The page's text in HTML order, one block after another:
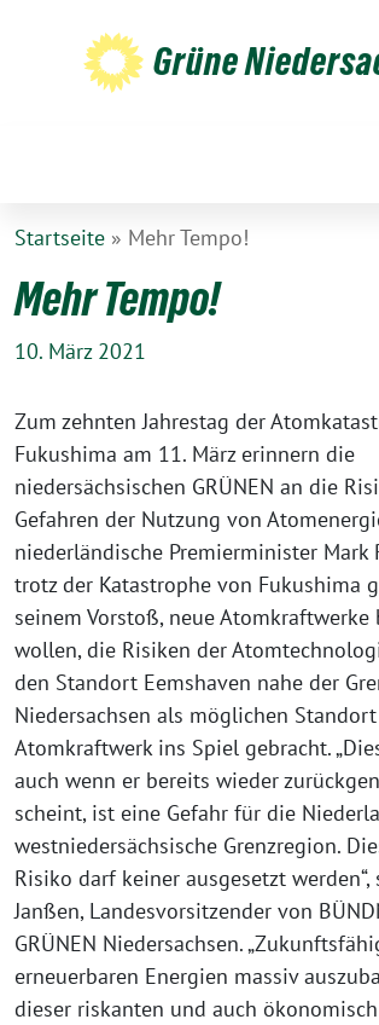
Grüne
Startseite » Mehr Tempo!
Mehr Tempo!
10. März 2021
Zum zehnten Jahrestag der
Fukushima am 11. März erinnern die
niedersächsischen GRÜNEN an die
Gefahren der Nutzung von
niederländische Premierminister Mark
trotz der Katastrophe von Fukushima
seinem Vorstoß, neue Atomkraftwerke
wollen, die Risiken der
den Standort Eemshaven nahe der
Niedersachsen als möglichen
Atomkraftwerk ins Spiel gebracht.
auch wenn er bereits wieder
scheint, ist eine Gefahr für die
westniedersächsische Grenzregion.
Risiko darf keiner ausgesetzt werden“,
Janßen, Landesvorsitzender von
GRÜNEN Niedersachsen.
erneuerbaren Energien massiv
dieser riskanten und auch